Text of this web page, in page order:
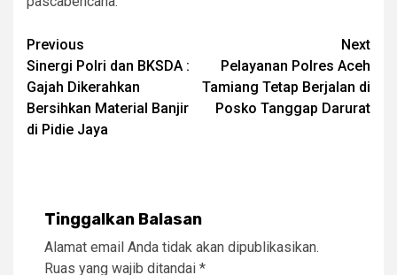
Post
navigation
Previous
Sinergi Polri dan BKSDA :
Gajah Dikerahkan
Bersihkan Material Banjir
di Pidie Jaya
Next
Pelayanan Polres Aceh
Tamiang Tetap Berjalan di
Posko Tanggap Darurat
Tinggalkan Balasan
Alamat email Anda tidak akan dipublikasikan.
Ruas yang wajib ditandai *